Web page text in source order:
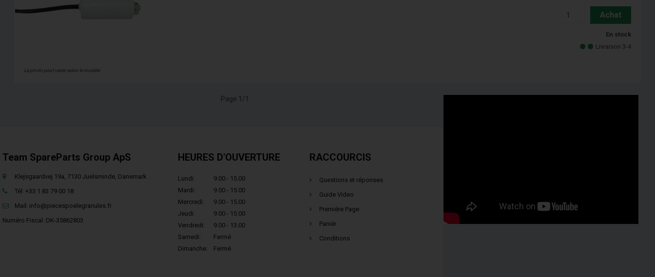
La photo peut varier selon le modèle
Achat
En stock
Livraison 3-4
Page 1/1
Team SpareParts Group ApS
Klejsgaardvej 19a, 7130 Juelsminde, Danemark
Tél: +33 1 83 79 00 18
Mail: info@piecespoelegranules.fr
Numéro Fiscal: DK-35862803
HEURES D'OUVERTURE
Lundi:
9.00 - 15.00
Mardi:
9.00 - 15.00
Mercredi:
9.00 - 15.00
Jeudi:
9.00 - 15.00
Vendredi:
9.00 - 13.00
Samedi:
Fermé
Dimanche:
Fermé
RACCOURCIS
Questions et réponses
Guide Video
Premiére Page
Paniér
Conditions